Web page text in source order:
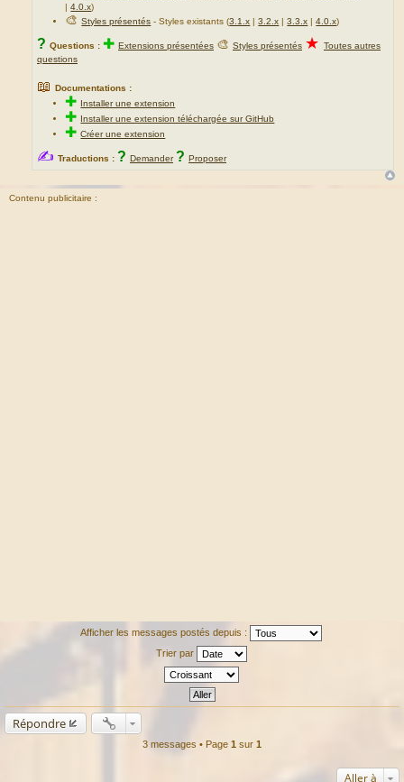
|4.0.x)
🎨Styles présentés - Styles existants (3.1.x |3.2.x |3.3.x |4.0.x)
? Questions : ✚ Extensions présentées 🎨 Styles présentés ★ Toutes autres
questions
📖 Documentations :
✚ Installer une extension
✚ Installer une extension téléchargée sur GitHub
✚Créer une extension
✍ Traductions : ? Demander ? Proposer
Contenu publicitaire :
Afficher les messages postés depuis :
Trier par
Répondre
3 messages • Page 1 sur 1
Aller à